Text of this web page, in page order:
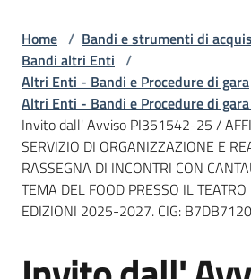
telematici
L'Agenzia
Bandi
e
di
Home / Bandi e strumenti di
Bandi altri Enti /
Altri Enti - Bandi e Procedure di gara
Altri Enti - Bandi e Procedure di gara
Invito dall' Avviso PI351542-25 /
SERVIZIO DI ORGANIZZAZIONE E
RASSEGNA DI INCONTRI CON
TEMA DEL FOOD PRESSO IL
EDIZIONI 2025-2027. CIG:
Salta al contenuto